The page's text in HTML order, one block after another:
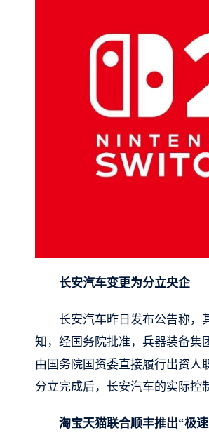
长安汽车变更为分立央企
长安汽车昨日发布公告称，
知，经国务院批准，兵器装备集
由国务院国资委直接履行出资人
分立完成后，长安汽车的实际控
淘宝天猫联合顺丰推出“极